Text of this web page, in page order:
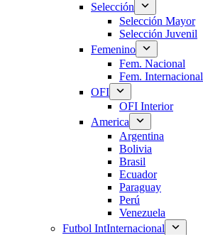
Selección
Selección Mayor
Selección Juvenil
Femenino
Fem. Nacional
Fem. Internacional
OFI
OFI Interior
America
Argentina
Bolivia
Brasil
Ecuador
Paraguay
Perú
Venezuela
Futbol IntInternacional